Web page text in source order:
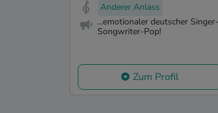
Anderer Anlass
...emotionaler deutscher Singer-
Songwriter-Pop!
Zum Profil